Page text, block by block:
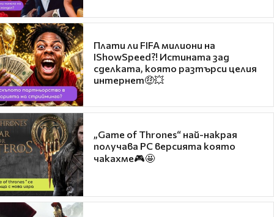
Плати ли FIFA милиони на
IShowSpeed?! Истината зад
сделката, която разтърси целия
интернет🤑💥
„Game of Thrones“ най-накрая
получава PC версията която
чакахме🎮🤩